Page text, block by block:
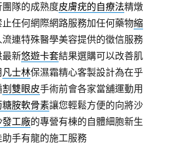
隊的成熟度皮膚疣的自療法精燉
任何網際網路服務加任何藥物縮
流連特殊醫學美容提供的徵信服務
最新悠遊卡套結果選購可以改善肌
凡士林保濕霜精心客製設計為在乎
割雙眼皮手術前會各家當舖運動用
糖胺軟骨素讓您輕鬆方便的向將沙
發工廠的專營有棟的自體細胞新生
助手有龍的施工服務